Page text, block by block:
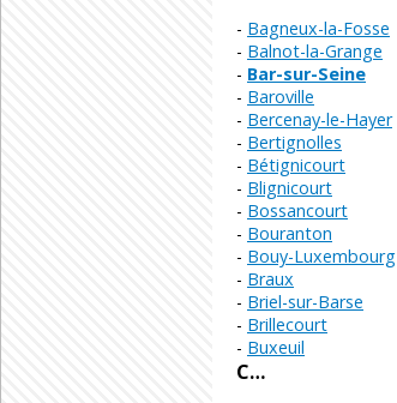
Bagneux-la-Fosse
Balnot-la-Grange
Bar-sur-Seine
Baroville
Bercenay-le-Hayer
Bertignolles
Bétignicourt
Blignicourt
Bossancourt
Bouranton
Bouy-Luxembourg
Braux
Briel-sur-Barse
Brillecourt
Buxeuil
C…